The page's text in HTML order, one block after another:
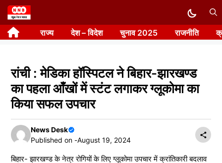
Skip
to
content राज्य देश – विदेश चुनाव 2025 राजनीति
रांची : मेडिका हॉस्पिटल ने बिहार-झारखण्ड
का पहला आँखों में स्टंट लगाकर ग्लूकोमा का
किया सफल उपचार
News Desk
Published on -August 19, 2024
बिहार- झारखण्ड के नेत्र रोगियों के लिए ग्लूकोमा उपचार में क्रांतिकारी बदलाव